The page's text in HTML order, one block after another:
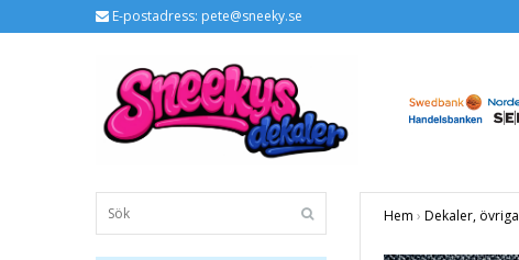
E-postadress: pete@sneeky.se
Hem › Dekaler, övriga